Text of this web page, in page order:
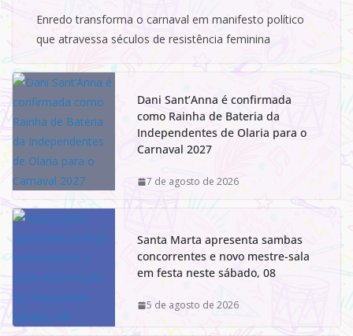
Enredo transforma o carnaval em manifesto político
que atravessa séculos de resistência feminina
Dani Sant’Anna é confirmada
como Rainha de Bateria da
Independentes de Olaria para o
Carnaval 2027
7 de agosto de 2026
Santa Marta apresenta sambas
concorrentes e novo mestre-sala
em festa neste sábado, 08
5 de agosto de 2026